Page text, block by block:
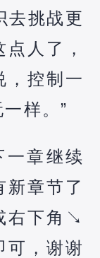
去挑战更
人了，
，控制一
样。”
一章继续
新章节了
右下角↘️
可，谢谢